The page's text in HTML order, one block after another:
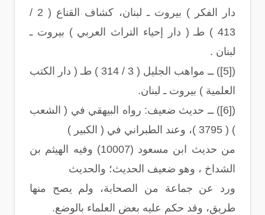
دار الفكر ) بيروت ـ لبنان، كشاف القناع ( 2 /
413 ) طـ ( دار إحياء التراث العربي ) بيروت ـ
لبنان .
([5]) ــ مواهب الجليل ( 3 / 314 ) طـ ( دار الكتب
العلمية ) بيروت ـ لبنان.
([6]) ــ حديث ضعيف: رواه البيهقي في ( الشعب
) ( 3795 )، وعند الطبراني في ( الكبير )
من حديث ابن مسعود (10007) وفيه الهيثم بن
الشداخ ، وهو ضعيف الحديث؛ والحديث
ورد عن جماعة من الصحابة، ولم يصح منها
طريق، وقد حكم عليه بعض العلماء بالوضع.